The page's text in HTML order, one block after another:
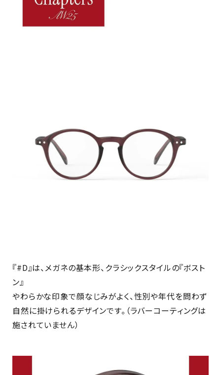
『#D』は、メガネの基本形、クラシックスタイルの『ボスト
ン』
やわらかな印象で顔なじみがよく、性別や年代を問わず
自然に掛けられるデザインです。（ラバーコーティングは
施されていません）